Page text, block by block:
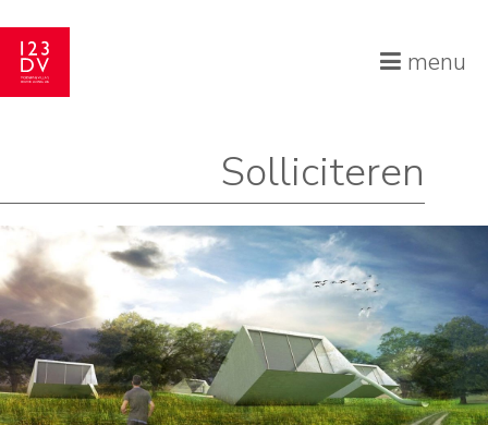
menu
Solliciteren